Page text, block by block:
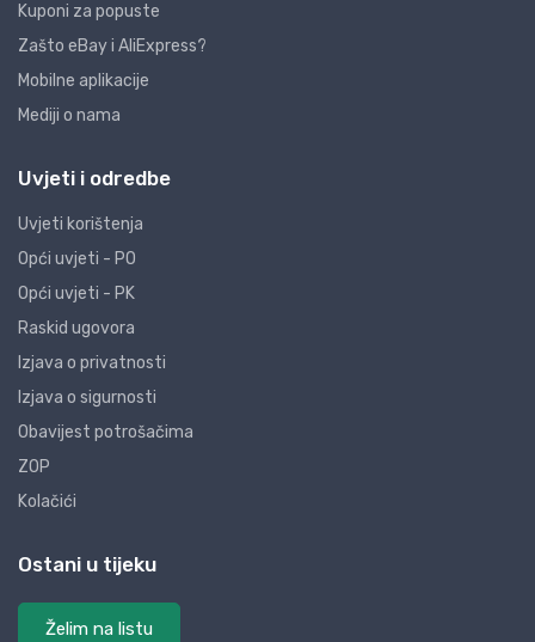
Kuponi za popuste
Zašto eBay i AliExpress?
Mobilne aplikacije
Mediji o nama
Uvjeti i odredbe
Uvjeti korištenja
Opći uvjeti - PO
Opći uvjeti - PK
Raskid ugovora
Izjava o privatnosti
Izjava o sigurnosti
Obavijest potrošačima
ZOP
Kolačići
Ostani u tijeku
Želim na listu